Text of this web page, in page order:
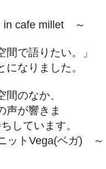
in cafe millet ～
間で語りたい。」
になりました。
のなか、
声が響きま
ちしています。
ベガ)
～